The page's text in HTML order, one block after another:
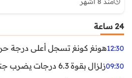
24 ساعة
12:30هونغ كونغ تسجل أعلى درجة
09:30زلزال بقوة 6.3 درجات يضرب جنوب الفلبين.. ولا تحذير من تسونامي حتى الآن